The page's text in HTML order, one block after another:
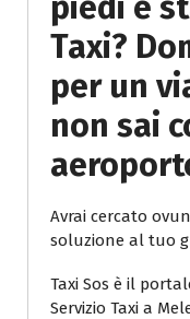
Taxi?
per un
non sai
Avrai cercato
soluzione al tuo
Taxi Sos è il
Servizio Taxi a